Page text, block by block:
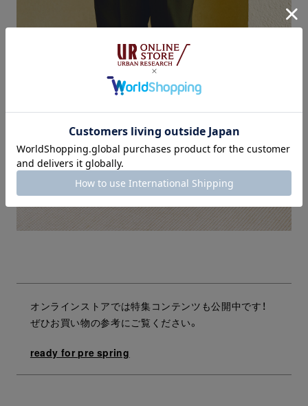
オンラインストアでは特集コンテンツも公開中です！
ぜひお買い物の参考にご覧ください。
ready for pre spring